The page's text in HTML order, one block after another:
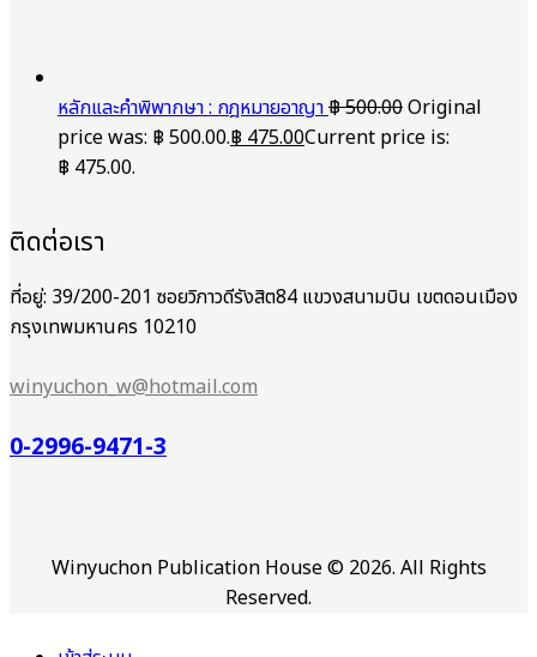
หลักและคำพิพากษา : กฎหมายอาญา฿500.00Original
price was: ฿ 500.00.฿475.00Current price is:
฿ 475.00.
ติดต่อเรา
ที่อยู่: 39/200-201 ซอยวิภาวดีรังสิต84 แขวงสนามบิน เขตดอนเมือง
กรุงเทพมหานคร 10210
winyuchon_w@hotmail.com
0-2996-9471-3
Winyuchon Publication House © 2026. All Rights
Reserved.